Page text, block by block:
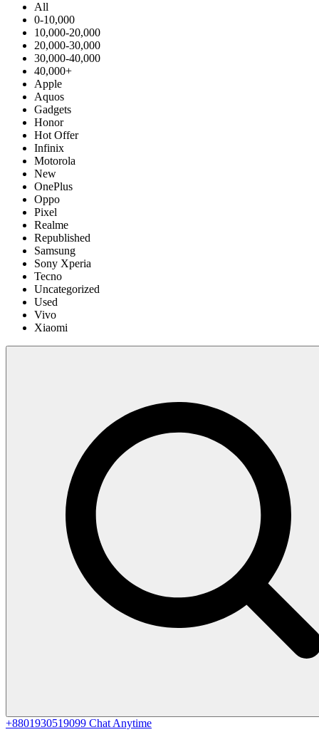
All
0-10,000
10,000-20,000
20,000-30,000
30,000-40,000
40,000+
Apple
Aquos
Gadgets
Honor
Hot Offer
Infinix
Motorola
New
OnePlus
Oppo
Pixel
Realme
Republished
Samsung
Sony Xperia
Tecno
Uncategorized
Used
Vivo
Xiaomi
+8801930519099 Chat Anytime